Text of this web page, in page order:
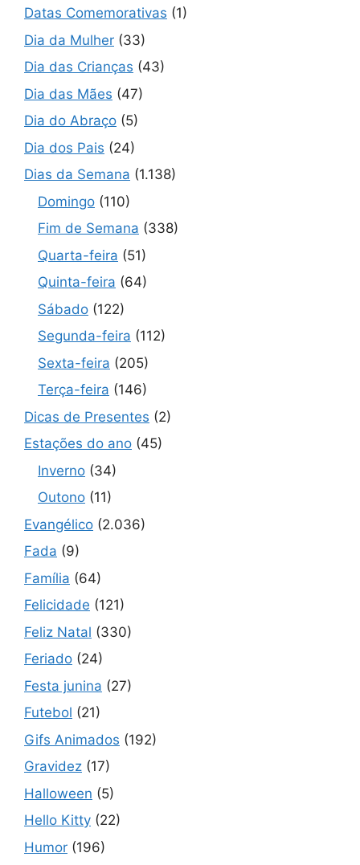
Datas Comemorativas (1)
Dia da Mulher (33)
Dia das Crianças (43)
Dia das Mães (47)
Dia do Abraço (5)
Dia dos Pais (24)
Dias da Semana (1.138)
Domingo (110)
Fim de Semana (338)
Quarta-feira (51)
Quinta-feira (64)
Sábado (122)
Segunda-feira (112)
Sexta-feira (205)
Terça-feira (146)
Dicas de Presentes (2)
Estações do ano (45)
Inverno (34)
Outono (11)
Evangélico (2.036)
Fada (9)
Família (64)
Felicidade (121)
Feliz Natal (330)
Feriado (24)
Festa junina (27)
Futebol (21)
Gifs Animados (192)
Gravidez (17)
Halloween (5)
Hello Kitty (22)
Humor (196)